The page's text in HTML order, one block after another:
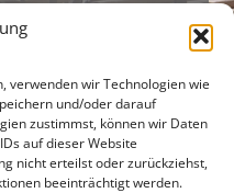
verwenden wir Technologien wie
und/oder darauf
zustimmst, können wir Daten
auf dieser Website
nicht erteilst oder zurückziehst,
beeinträchtigt werden.